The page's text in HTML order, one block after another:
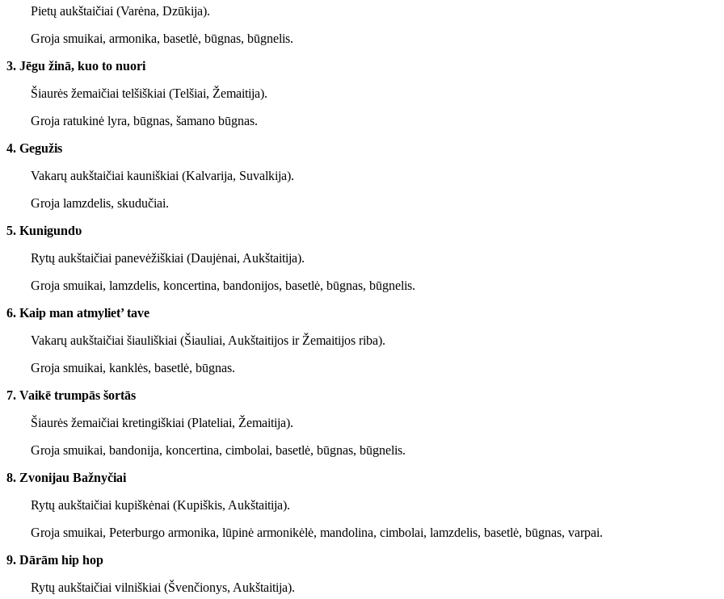
Pietų aukštaičiai (Varėna, Dzūkija).
Groja smuikai, armonika, basetlė, būgnas, būgnelis.
3. Jēgu žinā, kuo to nuori
Šiaurės žemaičiai telšiškiai (Telšiai, Žemaitija).
Groja ratukinė lyra, būgnas, šamano būgnas.
4. Gegužis
Vakarų aukštaičiai kauniškiai (Kalvarija, Suvalkija).
Groja lamzdelis, skudučiai.
5. Kunigundυ
Rytų aukštaičiai panevėžiškiai (Daujėnai, Aukštaitija).
Groja smuikai, lamzdelis, koncertina, bandonijos, basetlė, būgnas, būgnelis.
6. Kaip man atmyliet’ tave
Vakarų aukštaičiai šiauliškiai (Šiauliai, Aukštaitijos ir Žemaitijos riba).
Groja smuikai, kanklės, basetlė, būgnas.
7. Vaikē trumpās šortās
Šiaurės žemaičiai kretingiškiai (Plateliai, Žemaitija).
Groja smuikai, bandonija, koncertina, cimbolai, basetlė, būgnas, būgnelis.
8. Zvonijau Bažnyčiai
Rytų aukštaičiai kupiškėnai (Kupiškis, Aukštaitija).
Groja smuikai, Peterburgo armonika, lūpinė armonikėlė, mandolina, cimbolai, lamzdelis, basetlė, būgnas, varpai.
9. Dārām hip hop
Rytų aukštaičiai vilniškiai (Švenčionys, Aukštaitija).